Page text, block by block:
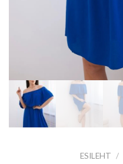
ESILEHT /